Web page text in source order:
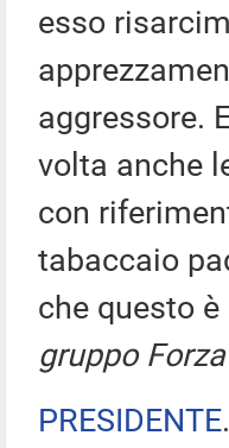
esso
aggressore.
volta anche
con
tabaccaio
che questo
gruppo
PRESIDENTE